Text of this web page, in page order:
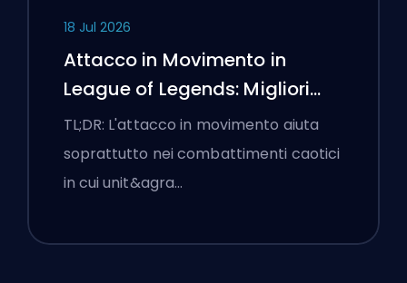
18 Jul 2026
Attacco in Movimento in
League of Legends: Migliori
Impostazioni
TL;DR: L'attacco in movimento aiuta
soprattutto nei combattimenti caotici
in cui unit&agra…